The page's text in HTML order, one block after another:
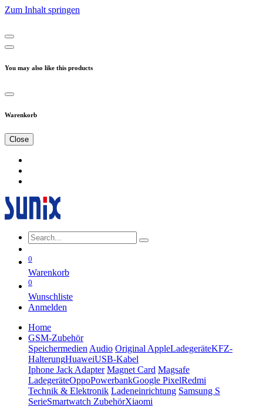
Zum Inhalt springen
You may also like this products
Warenkorb
Close
0
Warenkorb
0
Wunschliste
Anmelden
Home
GSM-Zubehör
Speichermedien Audio Original AppleLadegeräteKFZ-
HalterungHuaweiUSB-Kabel
Iphone Jack Adapter Magnet Card Magsafe
LadegeräteOppoPowerbankGoogle PixelRedmi
Technik & Elektronik Ladeneinrichtung Samsung S
SerieSmartwatch ZubehörXiaomi